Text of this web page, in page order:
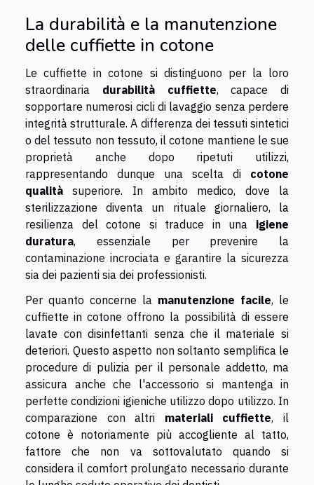
La durabilità e la manutenzione
delle cuffiette in cotone
Le cuffiette in cotone si distinguono per la loro
straordinaria durabilità cuffiette, capace di
sopportare numerosi cicli di lavaggio senza perdere
integrità strutturale. A differenza dei tessuti sintetici
o del tessuto non tessuto, il cotone mantiene le sue
proprietà anche dopo ripetuti utilizzi,
rappresentando dunque una scelta di cotone
qualità superiore. In ambito medico, dove la
sterilizzazione diventa un rituale giornaliero, la
resilienza del cotone si traduce in una igiene
duratura, essenziale per prevenire la
contaminazione incrociata e garantire la sicurezza
sia dei pazienti sia dei professionisti.
Per quanto concerne la manutenzione facile, le
cuffiette in cotone offrono la possibilità di essere
lavate con disinfettanti senza che il materiale si
deteriori. Questo aspetto non soltanto semplifica le
procedure di pulizia per il personale addetto, ma
assicura anche che l'accessorio si mantenga in
perfette condizioni igieniche utilizzo dopo utilizzo. In
comparazione con altri materiali cuffiette, il
cotone è notoriamente più accogliente al tatto,
fattore che non va sottovalutato quando si
considera il comfort prolungato necessario durante